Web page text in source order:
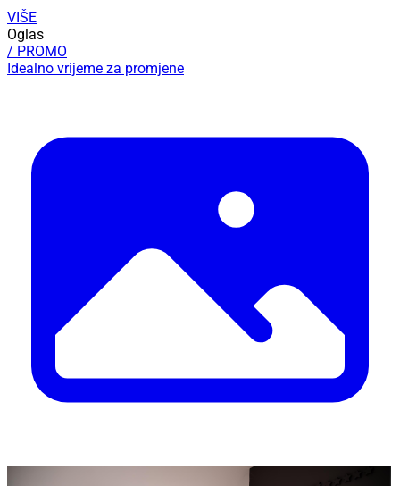
VIŠE
Oglas
/ PROMO
Idealno vrijeme za promjene